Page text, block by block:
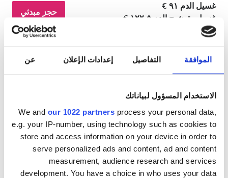
الموافقة التفاصيل إعدادات الإعلان عن
الاستخدام المسؤول لبياناتك
We and our 1022 partners process your personal data,
e.g. your IP-number, using technology such as cookies to
store and access information on your device in order to
serve personalized ads and content, ad and content
measurement, audience research and services
development. You have a choice in who uses your data
غسيل الدم ٩١ €
غسيل وترشيح الدم ١٢٢٫٥ €
حجز مبدئي